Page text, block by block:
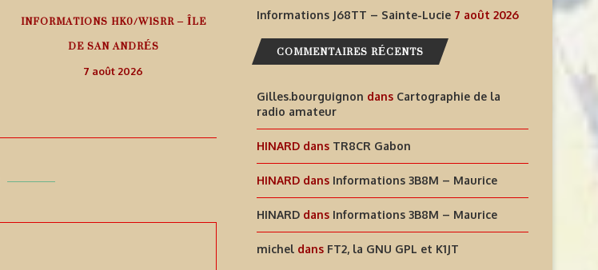
INFORMATIONS HK0/W1SRR – ÎLE
DE SAN ANDRÉS
7 août 2026
AIDEZ À OFFRIR AUX ENFANTS
DES EXPÉRIENCES
RADIOPHONIQUES...
7 août 2026
INFORMATIONS J68TT –
Informations J68TT – Sainte-Lucie 7 août 2026
COMMENTAIRES RÉCENTS
Gilles.bourguignon dans Cartographie de la
radio amateur
HINARD dans TR8CR Gabon
HINARD dans Informations 3B8M – Maurice
HINARD dans Informations 3B8M – Maurice
michel dans FT2, la GNU GPL et K1JT